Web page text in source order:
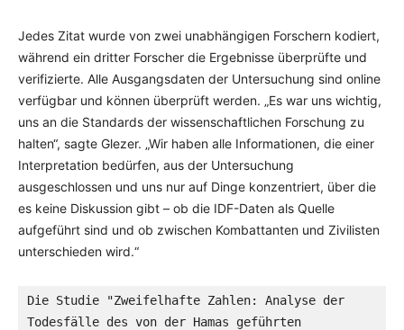
Jedes Zitat wurde von zwei unabhängigen Forschern kodiert,
während ein dritter Forscher die Ergebnisse überprüfte und
verifizierte. Alle Ausgangsdaten der Untersuchung sind online
verfügbar und können überprüft werden. „Es war uns wichtig,
uns an die Standards der wissenschaftlichen Forschung zu
halten“, sagte Glezer. „Wir haben alle Informationen, die einer
Interpretation bedürfen, aus der Untersuchung
ausgeschlossen und uns nur auf Dinge konzentriert, über die
es keine Diskussion gibt – ob die IDF-Daten als Quelle
aufgeführt sind und ob zwischen Kombattanten und Zivilisten
unterschieden wird.“
Die Studie "Zweifelhafte Zahlen: Analyse der
Todesfälle des von der Hamas geführten